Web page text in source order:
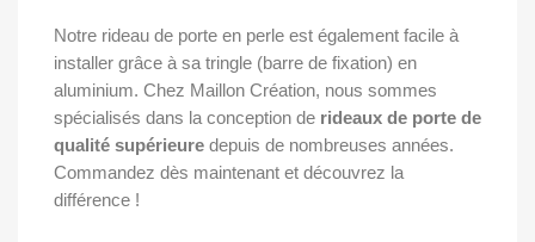
Notre rideau de porte en perle est également facile à
installer grâce à sa tringle (barre de fixation) en
aluminium. Chez Maillon Création, nous sommes
spécialisés dans la conception de rideaux de porte de
qualité supérieure depuis de nombreuses années.
Commandez dès maintenant et découvrez la
différence !